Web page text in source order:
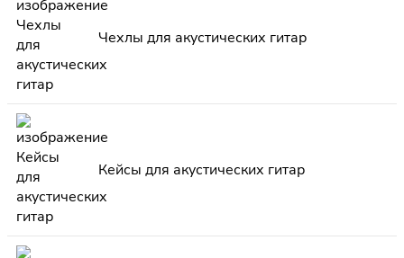
Чехлы для акустических гитар
Кейсы для акустических гитар